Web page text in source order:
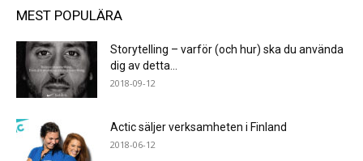
MEST POPULÄRA
Storytelling – varför (och hur) ska du använda
dig av detta...
2018-09-12
Actic säljer verksamheten i Finland
2018-06-12